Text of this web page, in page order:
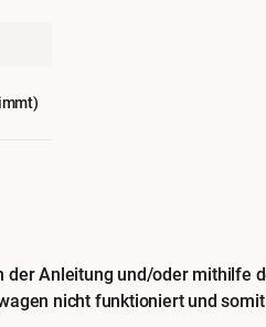
der Anleitung und/oder mithilfe
nicht funktioniert und